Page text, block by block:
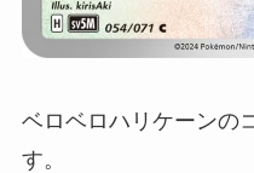
ベロベロハリケーンの
す。